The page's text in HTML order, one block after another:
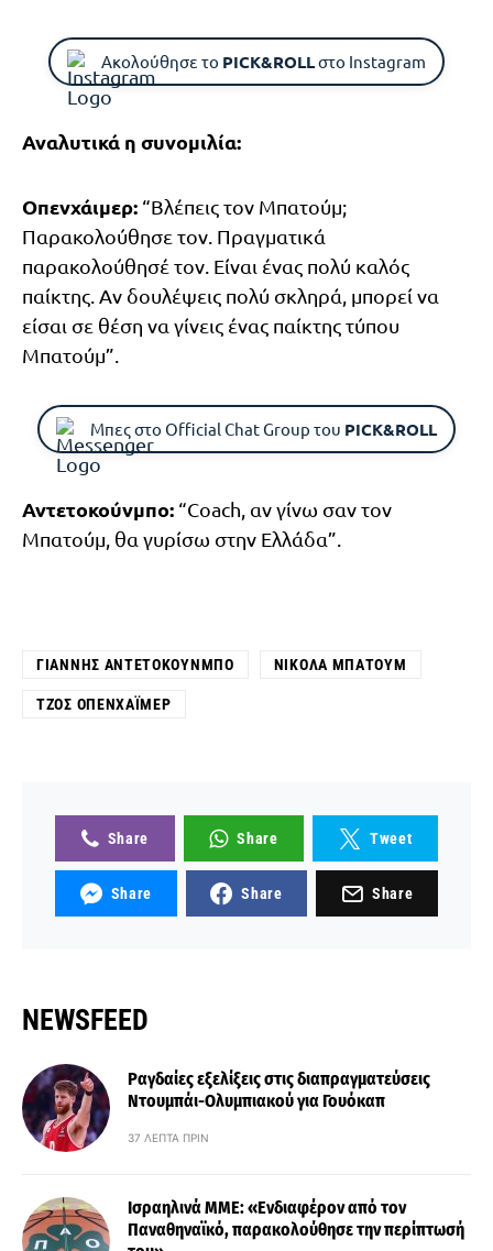
Ακολούθησε το PICK&ROLLστο Instagram
Αναλυτικά η συνομιλία:
Οπενχάιμερ: “Βλέπεις τον Μπατούμ;
Παρακολούθησε τον. Πραγματικά
παρακολούθησέ τον. Είναι ένας πολύ καλός
παίκτης. Αν δουλέψεις πολύ σκληρά, μπορεί να
είσαι σε θέση να γίνεις ένας παίκτης τύπου
Μπατούμ”.
Μπες στο Official Chat Group του PICK&ROLL
Αντετοκούνμπο: “Coach, αν γίνω σαν τον
Μπατούμ, θα γυρίσω στην Ελλάδα”.
ΓΙΆΝΝΗΣ ΑΝΤΕΤΟΚΟΎΝΜΠΟ ΝΙΚΟΛΆ ΜΠΑΤΟΎΜ
ΤΖΟΣ ΟΠΕΝΧΆΙΜΕΡ
Share Share Tweet
Share Share Share
NEWSFEED
Ραγδαίες εξελίξεις στις διαπραγματεύσεις
Ντουμπάι-Ολυμπιακού για Γουόκαπ
37 ΛΕΠΤΆ ΠΡΙΝ
Ισραηλινά ΜΜΕ: «Ενδιαφέρον από τον
Παναθηναϊκό, παρακολούθησε την περίπτωσή